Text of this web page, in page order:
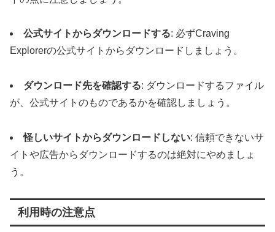
公式サイトからダウンロードする: 必ずCraving
Explorerの公式サイトからダウンロードしましょう。
ダウンロード先を確認する: ダウンロードするファイル
が、公式サイトのものであるかを確認しましょう。
怪しいサイトからダウンロードしない: 信頼できないサ
イトや広告からダウンロードするのは絶対にやめましょ
う。
利用時の注意点